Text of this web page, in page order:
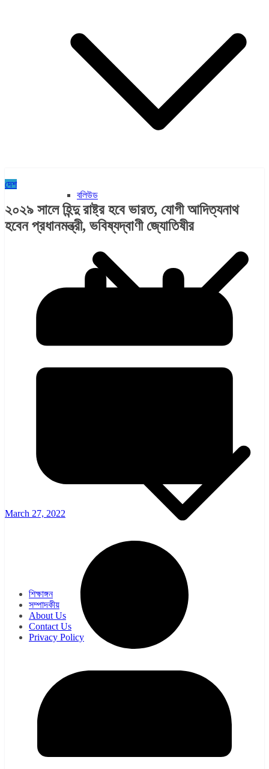
বলিউড
শিক্ষাঙ্গন
সম্পাদকীয়
About Us
Contact Us
Privacy Policy
দেশ
২০২৯ সালে হিন্দু রাষ্ট্র হবে ভারত, যোগী আদিত্যনাথ
হবেন প্রধানমন্ত্রী, ভবিষ্যদ্বাণী জ্যোতিষীর
March 27, 2022